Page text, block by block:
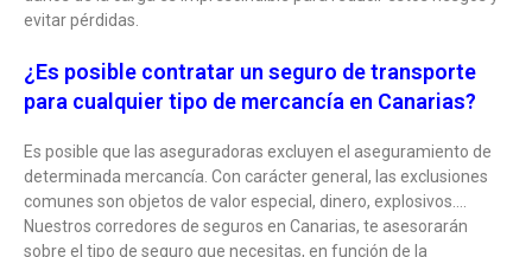
evitar pérdidas.
¿Es posible contratar un seguro de transporte
para cualquier tipo de mercancía en Canarias?
Es posible que las aseguradoras excluyen el aseguramiento de
determinada mercancía. Con carácter general, las exclusiones
comunes son objetos de valor especial, dinero, explosivos….
Nuestros corredores de seguros en Canarias, te asesorarán
sobre el tipo de seguro que necesitas, en función de la